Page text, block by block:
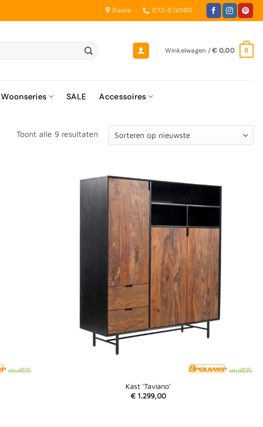
Route 072-5741160
Winkelwagen /€ 0,00 0
Woonseries SALE Accessoires
Toont alle 9 resultatenGesorteerd
Kast ‘Taviano’
€1.299,00